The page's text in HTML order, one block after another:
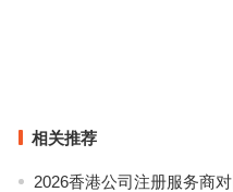
相关推荐
2026香港公司注册服务商